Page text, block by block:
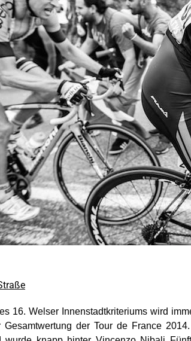
16. Welser Innenstadtkriteriums wird
der Tour de France